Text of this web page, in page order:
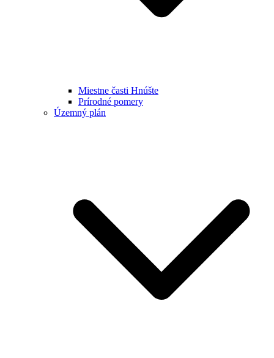
Miestne časti Hnúšte
Prírodné pomery
Územný plán